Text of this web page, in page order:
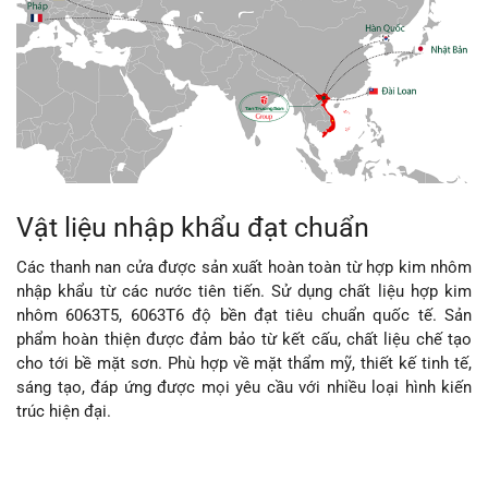
Vật liệu nhập khẩu đạt chuẩn
Các thanh nan cửa được sản xuất hoàn toàn từ hợp kim nhôm
nhập khẩu từ các nước tiên tiến. Sử dụng chất liệu hợp kim
nhôm 6063T5, 6063T6 độ bền đạt tiêu chuẩn quốc tế. Sản
phẩm hoàn thiện được đảm bảo từ kết cấu, chất liệu chế tạo
cho tới bề mặt sơn. Phù hợp về mặt thẩm mỹ, thiết kế tinh tế,
sáng tạo, đáp ứng được mọi yêu cầu với nhiều loại hình kiến
trúc hiện đại.